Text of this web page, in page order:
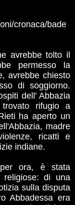
cronaca/bade
avrebbe tolto il
permesso la
avrebbe chiesto
di soggiorno.
dell' Abbazia
trovato rifugio a
ha aperto un
madre
ricatti e
indiane.
ora, è stata
di una
sulla disputa
Abbadessa era